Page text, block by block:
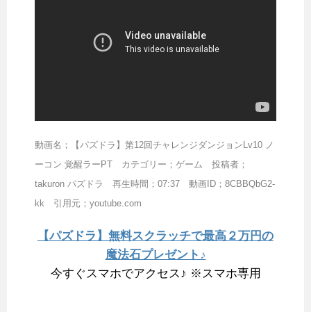
動画名；【パズドラ】第12回チャレンジダンジョンLv10 ノ
ーコン 覚醒ラーPT カテゴリー；ゲーム 投稿者；
takuron パズドラ 再生時間；07:37 動画ID；8CBBQbG2-
kk 引用元；youtube.com
【パズドラ】無料スクラッチで最高２万円の
魔法石プレゼント♪
今すぐスマホでアクセス♪ ※スマホ専用